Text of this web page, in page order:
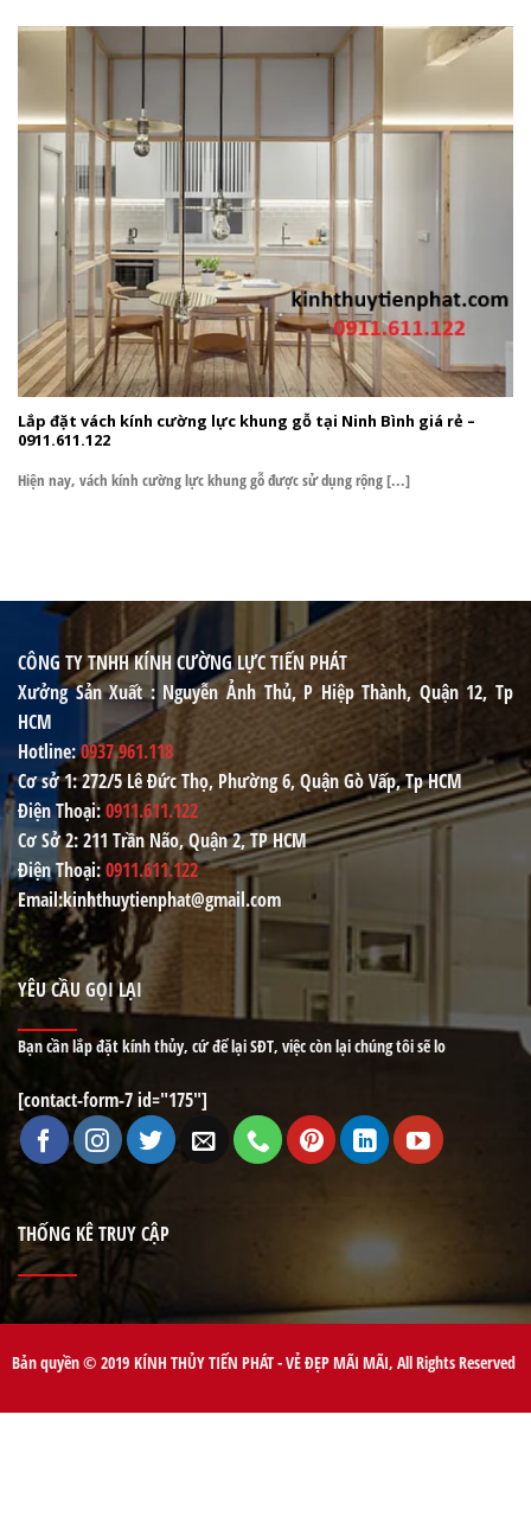
Lắp đặt vách kính cường lực khung gỗ tại Ninh Bình giá rẻ –
0911.611.122
Hiện nay, vách kính cường lực khung gỗ được sử dụng rộng [...]
CÔNG TY TNHH KÍNH CƯỜNG LỰC TIẾN PHÁT
Xưởng Sản Xuất: Nguyễn Ảnh Thủ, P Hiệp Thành, Quận 12, Tp
HCM
Hotline:0937.961.118
Cơ sở 1: 272/5 Lê Đức Thọ, Phường 6, Quận Gò Vấp, Tp HCM
Điện Thoại:0911.611.122
Cơ Sở 2: 211 Trần Não, Quận 2, TP HCM
Điện Thoại:0911.611.122
Email:kinhthuytienphat@gmail.com
YÊU CẦU GỌI LẠI
Bạn cần lắp đặt kính thủy, cứ để lại SĐT, việc còn lại chúng tôi sẽ lo
[contact-form-7 id="175"]
THỐNG KÊ TRUY CẬP
Bản quyền © 2019 KÍNH THỦY TIẾN PHÁT - VẺ ĐẸP MÃI MÃI, All Rights Reserved